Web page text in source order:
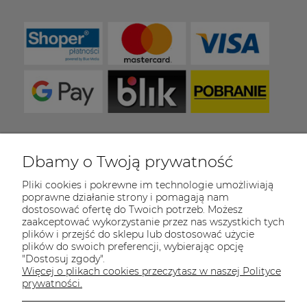
COULEUR CARAMEL
Zapraszamy do kontaktu od poniedziałku do
piątku w godzinach 8:00 - 16:00
Tel.:
512-985-884
E-mail:sklep@couleurcaramel.pl
Zapisz się do
Dbamy o Twoją prywatność
Pliki cookies i pokrewne im technologie umożliwiają
poprawne działanie strony i pomagają nam
dostosować ofertę do Twoich potrzeb. Możesz
zaakceptować wykorzystanie przez nas wszystkich tych
plików i przejść do sklepu lub dostosować użycie
plików do swoich preferencji, wybierając opcję
"Dostosuj zgody".
Więcej o plikach cookies przeczytasz w naszej Polityce
prywatności.